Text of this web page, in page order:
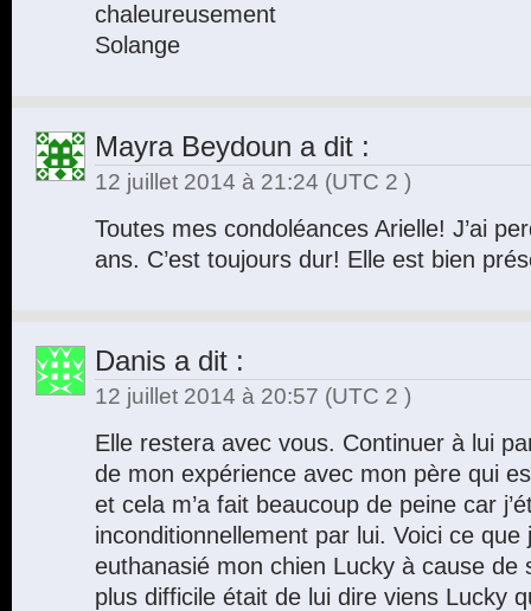
chaleureusement
Solange
Mayra Beydoun a dit :
12 juillet 2014 à 21:24 (UTC 2 )
Toutes mes condoléances Arielle! J’ai
ans. C’est toujours dur! Elle est bien
Danis a dit :
12 juillet 2014 à 20:57 (UTC 2 )
Elle restera avec vous. Continuer à lui
de mon expérience avec mon père qui
et cela m’a fait beaucoup de peine car
inconditionnellement par lui. Voici ce que
euthanasié mon chien Lucky à cause de
plus difficile était de lui dire viens Lucky